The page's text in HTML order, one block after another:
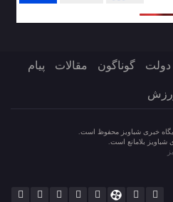
دولت گوناگون مقالات پیام
خبری شباویز محفوظ است.
شباویز بلامانع است.